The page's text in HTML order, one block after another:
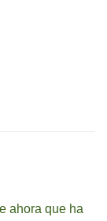
ahora que ha